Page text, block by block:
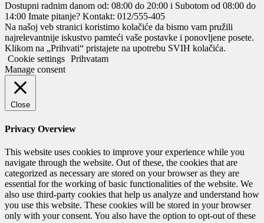
Dostupni radnim danom od: 08:00 do 20:00 i Subotom od 08:00 do
14:00 Imate pitanje? Kontakt: 012/555-405
Na našoj veb stranici koristimo kolačiće da bismo vam pružili
najrelevantnije iskustvo pamteći vaše postavke i ponovljene posete.
Klikom na „Prihvati“ pristajete na upotrebu SVIH kolačića.
Cookie settings Prihvatam
Manage consent
Close
Privacy Overview
This website uses cookies to improve your experience while you
navigate through the website. Out of these, the cookies that are
categorized as necessary are stored on your browser as they are
essential for the working of basic functionalities of the website. We
also use third-party cookies that help us analyze and understand how
you use this website. These cookies will be stored in your browser
only with your consent. You also have the option to opt-out of these